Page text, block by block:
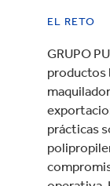
EL RETO
GRUPO
productos
prácticas